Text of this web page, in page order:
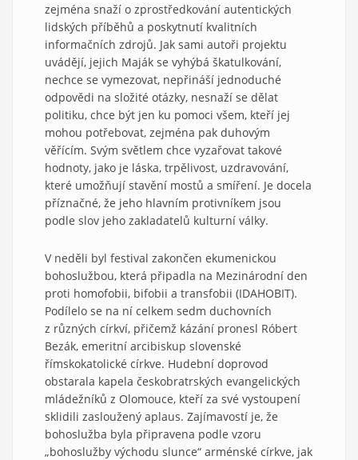
zejména snaží o zprostředkování autentických
lidských příběhů a poskytnutí kvalitních
informačních zdrojů. Jak sami autoři projektu
uvádějí, jejich Maják se vyhýbá škatulkování,
nechce se vymezovat, nepřináší jednoduché
odpovědi na složité otázky, nesnaží se dělat
politiku, chce být jen ku pomoci všem, kteří jej
mohou potřebovat, zejména pak duhovým
věřícím. Svým světlem chce vyzařovat takové
hodnoty, jako je láska, trpělivost, uzdravování,
které umožňují stavění mostů a smíření. Je docela
příznačné, že jeho hlavním protivníkem jsou
podle slov jeho zakladatelů kulturní války.
V neděli byl festival zakončen ekumenickou
bohoslužbou, která připadla na Mezinárodní den
proti homofobii, bifobii a transfobii (IDAHOBIT).
Podílelo se na ní celkem sedm duchovních
z různých církví, přičemž kázání pronesl Róbert
Bezák, emeritní arcibiskup slovenské
římskokatolické církve. Hudební doprovod
obstarala kapela českobratrských evangelických
mládežníků z Olomouce, kteří za své vystoupení
sklidili zasloužený aplaus. Zajímavostí je, že
bohoslužba byla připravena podle vzoru
„bohoslužby východu slunce“ arménské církve, jak